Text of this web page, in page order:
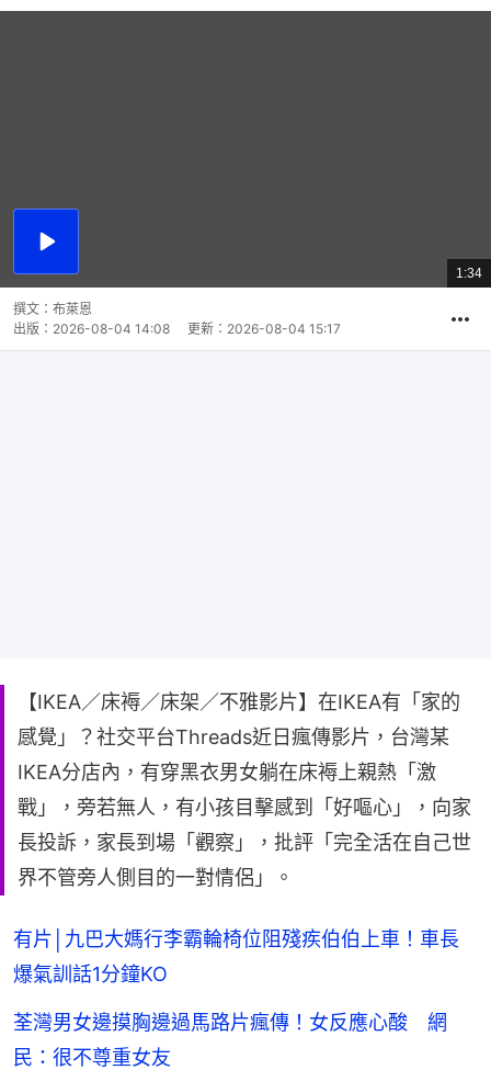
播
總
共
1:34
撰文： 布萊恩
出版： 2026-08-04 14:08 更新： 2026-08-04 15:17
【IKEA／床褥／床架／不雅影片】在IKEA有「家的
感覺」？社交平台Threads近日瘋傳影片，台灣某
IKEA分店內，有穿黑衣男女躺在床褥上親熱「激
戰」，旁若無人，有小孩目擊感到「好嘔心」，向家
長投訴，家長到場「觀察」，批評「完全活在自己世
界不管旁人側目的一對情侶」。
有片│九巴大媽行李霸輪椅位阻殘疾伯伯上車！車長
爆氣訓話1分鐘KO
荃灣男女邊摸胸邊過馬路片瘋傳！女反應心酸 網
民：很不尊重女友